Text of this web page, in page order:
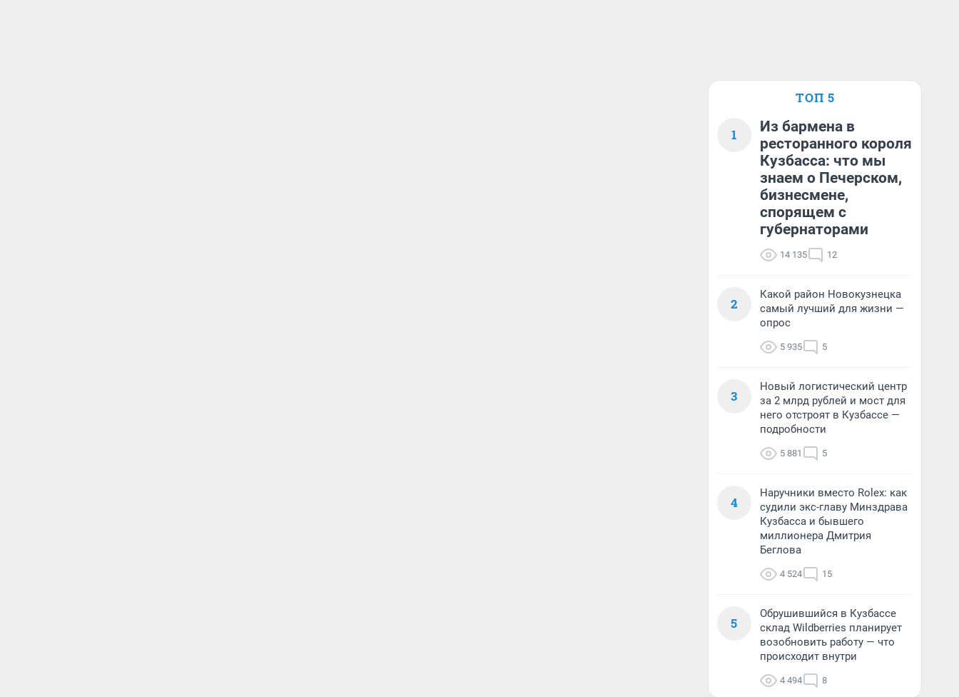
ТОП 5
1
Из бармена в
ресторанного короля
Кузбасса: что мы
знаем о Печерском,
бизнесмене,
спорящем с
губернаторами
14 135 12
2
Какой район Новокузнецка
самый лучший для жизни —
опрос
5 935 5
3
Новый логистический центр
за 2 млрд рублей и мост для
него отстроят в Кузбассе —
подробности
5 881 5
4
Наручники вместо Rolex: как
судили экс-главу Минздрава
Кузбасса и бывшего
миллионера Дмитрия
Беглова
4 524 15
5
Обрушившийся в Кузбассе
склад Wildberries планирует
возобновить работу — что
происходит внутри
4 494 8